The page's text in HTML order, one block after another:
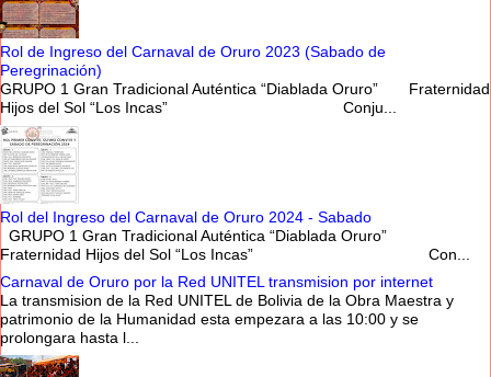
Rol de Ingreso del Carnaval de Oruro 2023 (Sabado de
Peregrinación)
GRUPO 1 Gran Tradicional Auténtica “Diablada Oruro” Fraternidad
Hijos del Sol “Los Incas” Conju...
Rol del Ingreso del Carnaval de Oruro 2024 - Sabado
GRUPO 1 Gran Tradicional Auténtica “Diablada Oruro”
Fraternidad Hijos del Sol “Los Incas” Con...
Carnaval de Oruro por la Red UNITEL transmision por internet
La transmision de la Red UNITEL de Bolivia de la Obra Maestra y
patrimonio de la Humanidad esta empezara a las 10:00 y se
prolongara hasta l...